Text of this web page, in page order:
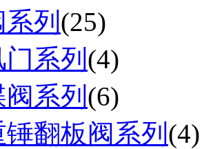
列 (25)
系列 (4)
系列 (6)
翻板阀系列 (4)